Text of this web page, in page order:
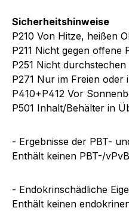
Sicherheitshinweise
P210 Von Hitze, heißen
P211 Nicht gegen offene
P251 Nicht
P271 Nur im Freien oder
P410+P412 Vor
P501 Inhalt/Behälter in
- Ergebnisse der PBT-
Enthält keinen PBT-/
- Endokrinschädliche
Enthält keinen